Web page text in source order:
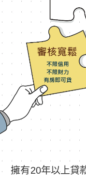
擁有20年以上貸